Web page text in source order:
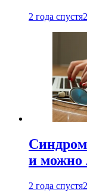
2 года спустя
Синдром
и можно
2 года спустя